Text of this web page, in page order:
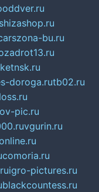
bu.ru
doroga.rutb02.ru
pic.ru
vgurin.ru
igro-pictures.ru
blackcountess.ru